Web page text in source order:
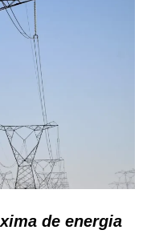
de energia